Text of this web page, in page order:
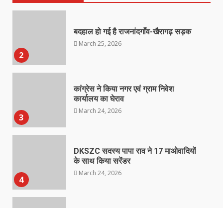
2
बदहाल हो गई है राजनांदगाँव-खैरागढ़ सड़क
March 25, 2026
3
कांग्रेस ने किया नगर एवं ग्राम निवेश
कार्यालय का घेराव
March 24, 2026
4
DKSZC सदस्य पापा राव ने 17 माओवादियों
के साथ किया सरेंडर
March 24, 2026